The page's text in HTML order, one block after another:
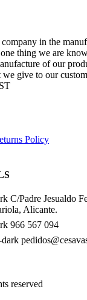
in the
thing we are
of our
we give to our
Policy
C/Padre Jesualdo
Alicante.
966 567 094
reserved